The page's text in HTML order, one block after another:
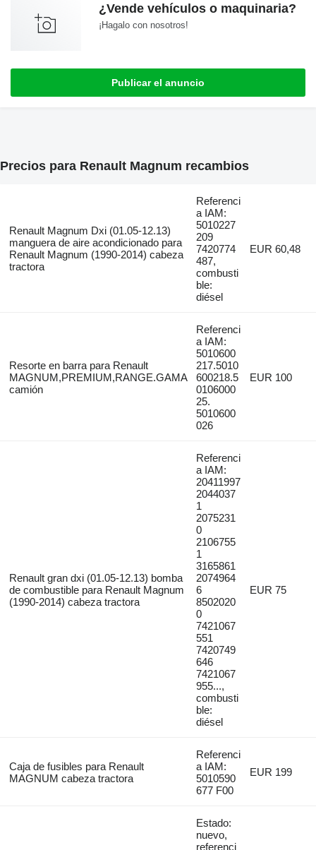
¿Vende vehículos o maquinaria?
¡Hagalo con nosotros!
Publicar el anuncio
Precios para Renault Magnum recambios
Renault Magnum Dxi (01.05-12.13)
manguera de aire acondicionado para
Renault Magnum (1990-2014) cabeza
tractora
Referenci
a IAM:
5010227
209
7420774
487,
combusti
ble:
diésel
EUR 60,48
Resorte en barra para Renault
MAGNUM,PREMIUM,RANGE.GAMA
camión
Referenci
a IAM:
5010600
217.5010
600218.5
0106000
25.
5010600
026
EUR 100
Renault gran dxi (01.05-12.13) bomba
de combustible para Renault Magnum
(1990-2014) cabeza tractora
Referenci
a IAM:
20411997
2044037
1
2075231
0
2106755
1
3165861
2074964
6
8502020
0
7421067
551
7420749
646
7421067
955...,
combusti
ble:
diésel
EUR 75
Caja de fusibles para Renault
MAGNUM cabeza tractora
Referenci
a IAM:
5010590
677 F00
EUR 199
Estado:
nuevo,
referenci